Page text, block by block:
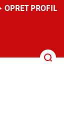
OPRET PROFIL